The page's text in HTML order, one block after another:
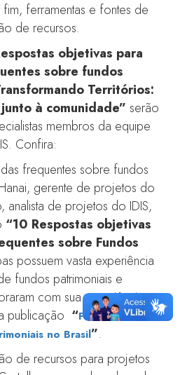
ferramentas e fontes de
de recursos.
objetivas para
sobre fundos
Territórios:
à comunidade” serão
membros da equipe
Confira:
frequentes sobre fundos
gerente de projetos do
analista de projetos do IDIS,
“10 Respostas objetivas
sobre Fundos
possuem vasta experiência
fundos patrimoniais e
com sua experiência e
publicação “Panorama dos
no Brasil”.
de recursos para projetos